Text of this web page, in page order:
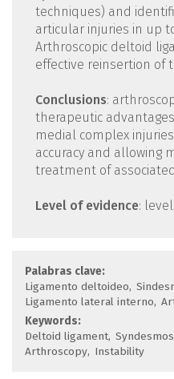
techniques) and
articular injuries in up
Arthroscopic deltoid
effective reinsertion of
Conclusions:
therapeutic
medial complex
accuracy and allowing
treatment of
Level of evidence: level
Palabras clave:
Ligamento deltoideo
Ligamento lateral interno
Keywords:
Deltoid ligament
Arthroscopy Instability